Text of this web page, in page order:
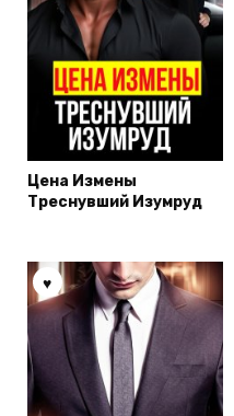
Цена Измены
Треснувший Изумруд